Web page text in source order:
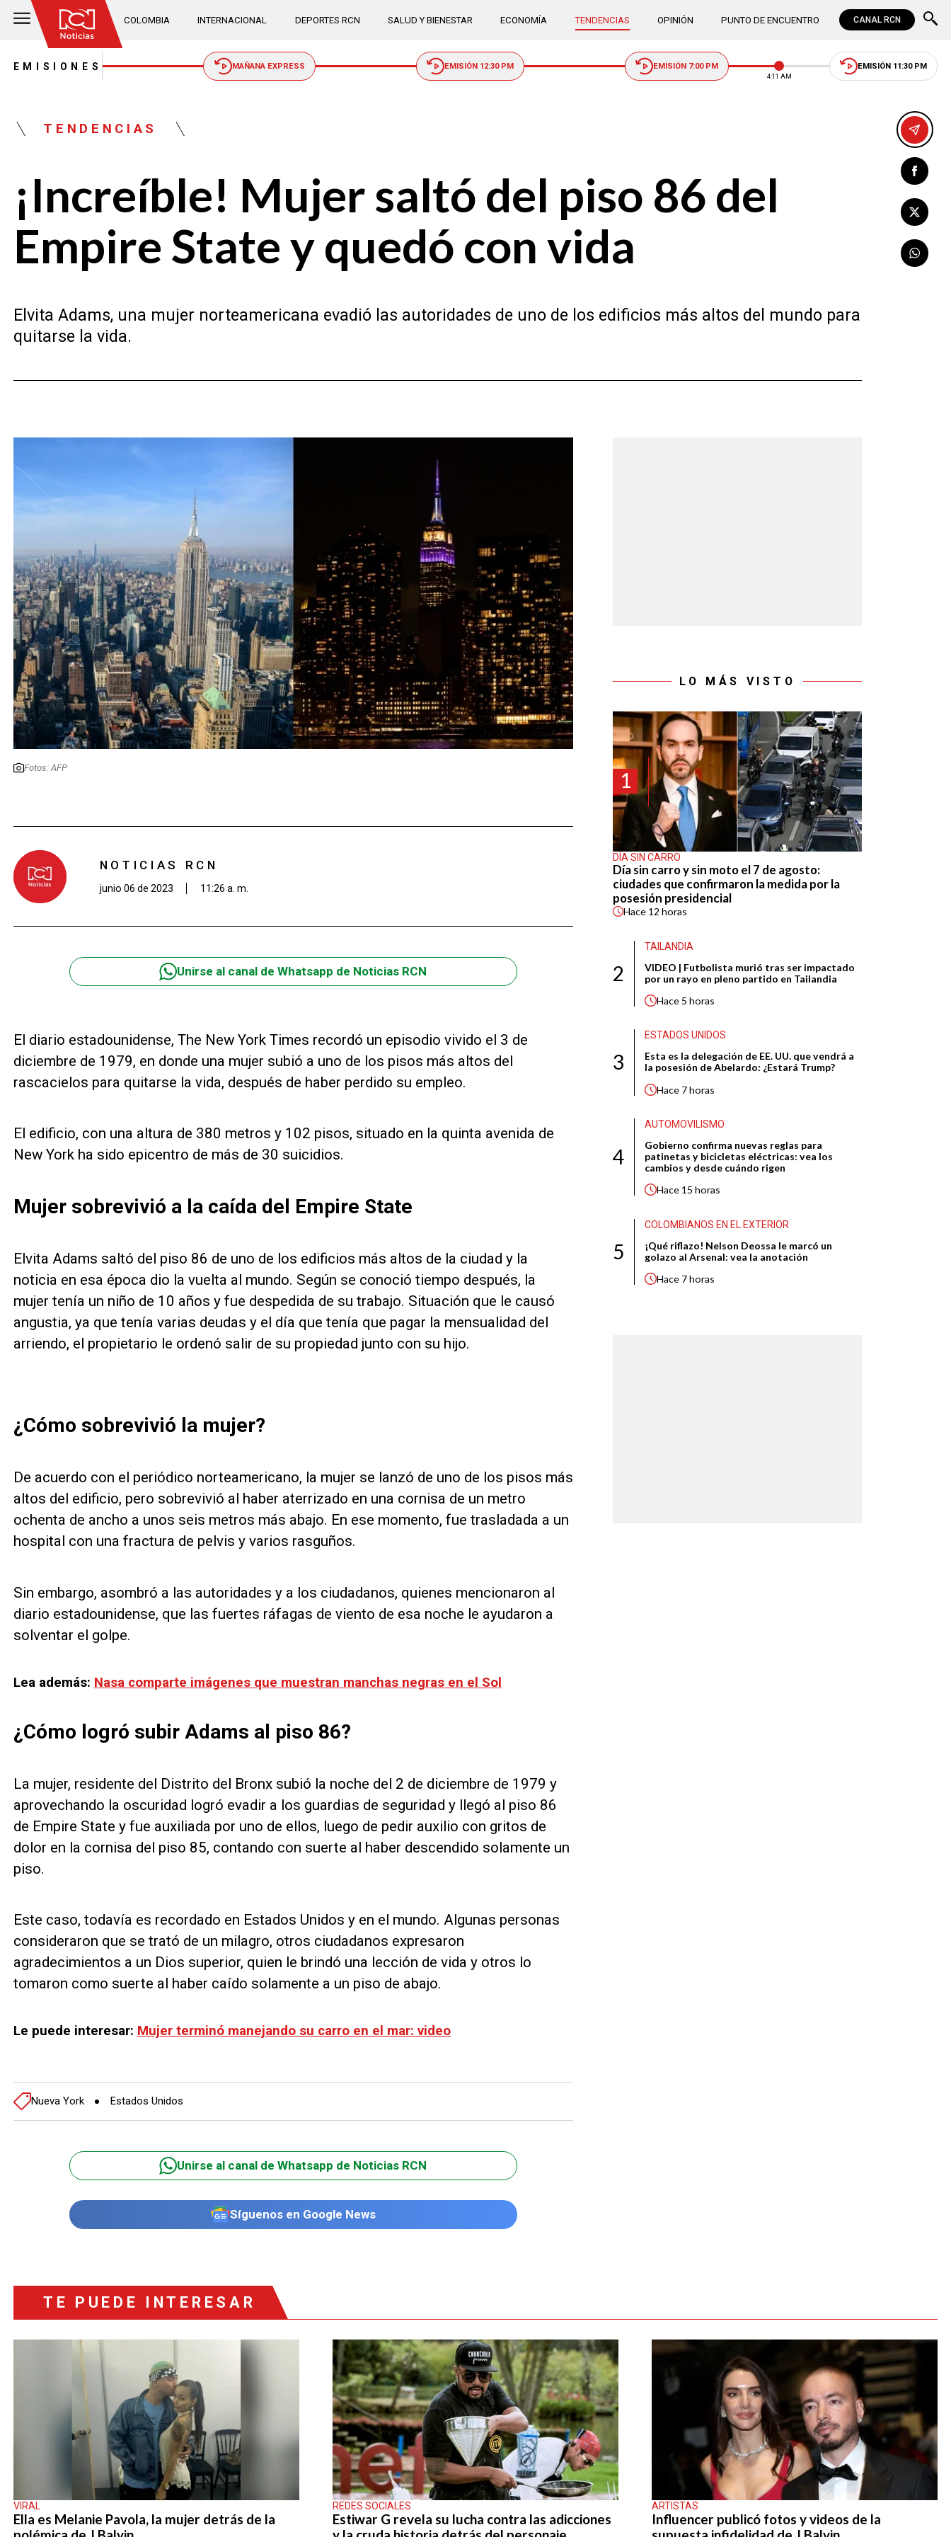
COLOMBIA INTERNACIONAL DEPORTES RCN SALUD Y BIENESTAR ECONOMÍA TENDENCIAS OPINIÓN PUNTO DE ENCUENTRO CANAL RCN
EMISIONES MAÑANA EXPRESS EMISIÓN 12:30 PM EMISIÓN 7:00 PM
4:11 AM
EMISIÓN 11:30 PM
TENDENCIAS
¡Increíble! Mujer saltó del piso 86 del
Empire State y quedó con vida
Elvita Adams, una mujer norteamericana evadió las autoridades de uno de los edificios más altos del mundo para
quitarse la vida.
Fotos: AFP
NOTICIAS RCN
junio 06 de 2023 11:26 a. m.
Unirse al canal de Whatsapp de Noticias RCN
El diario estadounidense, The New York Times recordó un episodio vivido el 3 de
diciembre de 1979, en donde una mujer subió a uno de los pisos más altos del
rascacielos para quitarse la vida, después de haber perdido su empleo.
El edificio, con una altura de 380 metros y 102 pisos, situado en la quinta avenida de
New York ha sido epicentro de más de 30 suicidios.
Mujer sobrevivió a la caída del Empire State
Elvita Adams saltó del piso 86 de uno de los edificios más altos de la ciudad y la
noticia en esa época dio la vuelta al mundo. Según se conoció tiempo después, la
mujer tenía un niño de 10 años y fue despedida de su trabajo. Situación que le causó
angustia, ya que tenía varias deudas y el día que tenía que pagar la mensualidad del
arriendo, el propietario le ordenó salir de su propiedad junto con su hijo.
¿Cómo sobrevivió la mujer?
De acuerdo con el periódico norteamericano, la mujer se lanzó de uno de los pisos más
altos del edificio, pero sobrevivió al haber aterrizado en una cornisa de un metro
ochenta de ancho a unos seis metros más abajo. En ese momento, fue trasladada a un
hospital con una fractura de pelvis y varios rasguños.
Sin embargo, asombró a las autoridades y a los ciudadanos, quienes mencionaron al
diario estadounidense, que las fuertes ráfagas de viento de esa noche le ayudaron a
solventar el golpe.
Lea además: Nasa comparte imágenes que muestran manchas negras en el Sol
¿Cómo logró subir Adams al piso 86?
La mujer, residente del Distrito del Bronx subió la noche del 2 de diciembre de 1979 y
aprovechando la oscuridad logró evadir a los guardias de seguridad y llegó al piso 86
de Empire State y fue auxiliada por uno de ellos, luego de pedir auxilio con gritos de
dolor en la cornisa del piso 85, contando con suerte al haber descendido solamente un
piso.
Este caso, todavía es recordado en Estados Unidos y en el mundo. Algunas personas
consideraron que se trató de un milagro, otros ciudadanos expresaron
agradecimientos a un Dios superior, quien le brindó una lección de vida y otros lo
tomaron como suerte al haber caído solamente a un piso de abajo.
Le puede interesar: Mujer terminó manejando su carro en el mar: video
Nueva York Estados Unidos
Unirse al canal de Whatsapp de Noticias RCN
Síguenos en Google News
LO MÁS VISTO
1
DÍA SIN CARRO
Día sin carro y sin moto el 7 de agosto:
ciudades que confirmaron la medida por la
posesión presidencial
Hace 12 horas
2
TAILANDIA
VIDEO | Futbolista murió tras ser impactado
por un rayo en pleno partido en Tailandia
Hace 5 horas
3
ESTADOS UNIDOS
Esta es la delegación de EE. UU. que vendrá a
la posesión de Abelardo: ¿Estará Trump?
Hace 7 horas
4
AUTOMOVILISMO
Gobierno confirma nuevas reglas para
patinetas y bicicletas eléctricas: vea los
cambios y desde cuándo rigen
Hace 15 horas
5
COLOMBIANOS EN EL EXTERIOR
¡Qué riflazo! Nelson Deossa le marcó un
golazo al Arsenal: vea la anotación
Hace 7 horas
TE PUEDE INTERESAR
VIRAL
Ella es Melanie Pavola, la mujer detrás de la
REDES SOCIALES
Estiwar G revela su lucha contra las adicciones
ARTISTAS
Influencer publicó fotos y videos de la